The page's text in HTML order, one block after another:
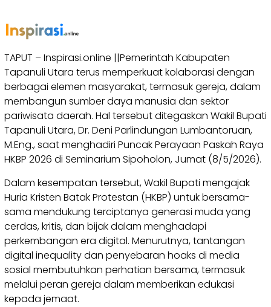
TAPUT – Inspirasi.online ||Pemerintah Kabupaten
Tapanuli Utara terus memperkuat kolaborasi dengan
berbagai elemen masyarakat, termasuk gereja, dalam
membangun sumber daya manusia dan sektor
pariwisata daerah. Hal tersebut ditegaskan Wakil Bupati
Tapanuli Utara, Dr. Deni Parlindungan Lumbantoruan,
M.Eng., saat menghadiri Puncak Perayaan Paskah Raya
HKBP 2026 di Seminarium Sipoholon, Jumat (8/5/2026).
Dalam kesempatan tersebut, Wakil Bupati mengajak
Huria Kristen Batak Protestan (HKBP) untuk bersama-
sama mendukung terciptanya generasi muda yang
cerdas, kritis, dan bijak dalam menghadapi
perkembangan era digital. Menurutnya, tantangan
digital inequality dan penyebaran hoaks di media
sosial membutuhkan perhatian bersama, termasuk
melalui peran gereja dalam memberikan edukasi
kepada jemaat.